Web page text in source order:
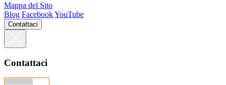
Mappa del Sito
Blog FacebookYouTube
Contattaci
Contattaci